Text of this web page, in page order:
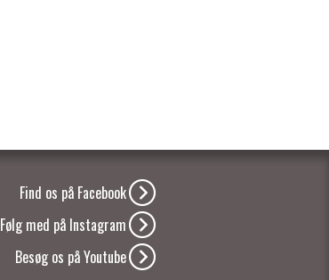
Find os på Facebook
Følg med på Instagram
Besøg os på Youtube